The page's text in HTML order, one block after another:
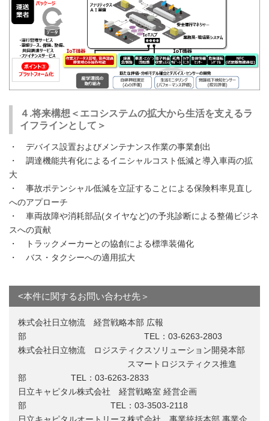
４.将来構想＜エコシステムの拡大から生活を支えるラ
イフラインとして＞
・ デバイス設置およびメンテナンス作業の事業創出
・ 調達機能共有化によるイニシャルコスト低減と導入車両の拡
大
・ 事故ポテンシャル低減を立証することによる保険料率見直し
へのアプローチ
・ 車両故障や消耗部品(タイヤなど)の予兆診断による整備ビジネ
スへの貢献
・ トラックメーカーとの協創による標準装備化
・ バス・タクシーへの適用拡大
<本件に関するお問い合わせ先＞
株式会社日立物流 経営戦略本部 広報
部 TEL：03-6263-2803
株式会社日立物流 ロジスティクスソリューション開発本部
スマートロジスティクス推進
部 TEL：03-6263-2833
日立キャピタル株式会社 経営戦略室 経営企画
部 TEL：03-3503-2118